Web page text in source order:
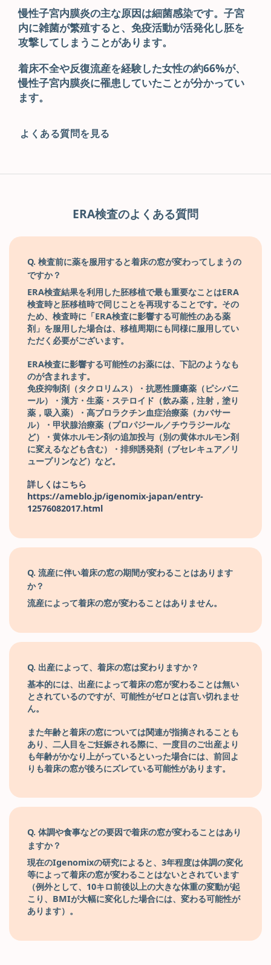
慢性子宮内膜炎の主な原因は細菌感染です。子宮
内に雑菌が繁殖すると、免疫活動が活発化し胚を
攻撃してしまうことがあります。
着床不全や反復流産を経験した女性の約66%が、
慢性子宮内膜炎に罹患していたことが分かってい
ます。
よくある質問を見る
ERA検査のよくある質問
Q. 検査前に薬を服用すると着床の窓が変わってしまうの
ですか？
ERA検査結果を利用した胚移植で最も重要なことはERA
検査時と胚移植時で同じことを再現することです。その
ため、検査時に「ERA検査に影響する可能性のある薬
剤」を服用した場合は、移植周期にも同様に服用してい
ただく必要がございます。
ERA検査に影響する可能性のお薬には、下記のようなも
のが含まれます。
免疫抑制剤（タクロリムス）・抗悪性腫瘍薬（ピシバニ
ール）・漢方・生薬・ステロイド（飲み薬，注射，塗り
薬，吸入薬）・高プロラクチン血症治療薬（カバサー
ル）・甲状腺治療薬（プロパジール／チウラジールな
ど）・黄体ホルモン剤の追加投与（別の黄体ホルモン剤
に変えるなども含む）・排卵誘発剤（ブセレキュア／リ
ュープリンなど）など。
詳しくはこちら
https://ameblo.jp/igenomix-japan/entry-
12576082017.html
Q. 流産に伴い着床の窓の期間が変わることはあります
か？
流産によって着床の窓が変わることはありません。
Q. 出産によって、着床の窓は変わりますか？
基本的には、出産によって着床の窓が変わることは無い
とされているのですが、可能性がゼロとは言い切れませ
ん。
また年齢と着床の窓については関連が指摘されることも
あり、二人目をご妊娠される際に、一度目のご出産より
も年齢がかなり上がっているといった場合には、前回よ
りも着床の窓が後ろにズレている可能性があります。
Q. 体調や食事などの要因で着床の窓が変わることはあり
ますか？
現在のIgenomixの研究によると、3年程度は体調の変化
等によって着床の窓が変わることはないとされています
（例外として、10キロ前後以上の大きな体重の変動が起
こり、BMIが大幅に変化した場合には、変わる可能性が
あります）。